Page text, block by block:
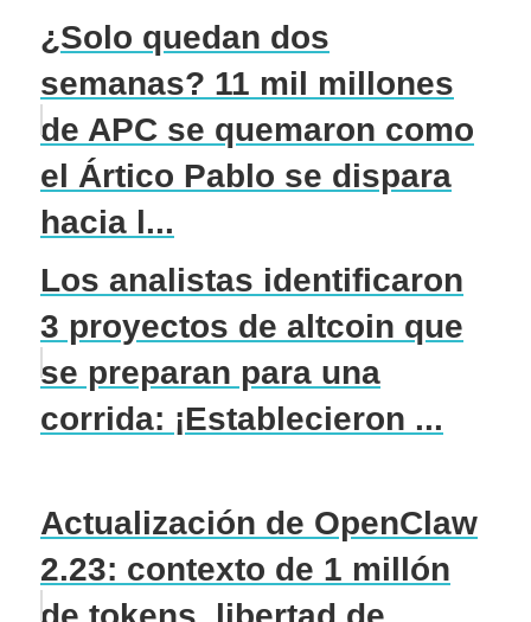
¿Solo quedan dos
semanas? 11 mil millones
de APC se quemaron como
el Ártico Pablo se dispara
hacia l...
Los analistas identificaron
3 proyectos de altcoin que
se preparan para una
corrida: ¡Establecieron ...
Actualización de OpenClaw
2.23: contexto de 1 millón